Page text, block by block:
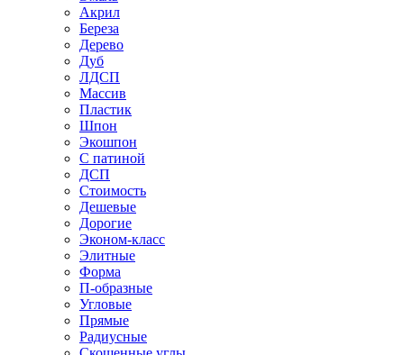
Акрил
Береза
Дерево
Дуб
ЛДСП
Массив
Пластик
Шпон
Экошпон
С патиной
ДСП
Стоимость
Дешевые
Дорогие
Эконом-класс
Элитные
Форма
П-образные
Угловые
Прямые
Радиусные